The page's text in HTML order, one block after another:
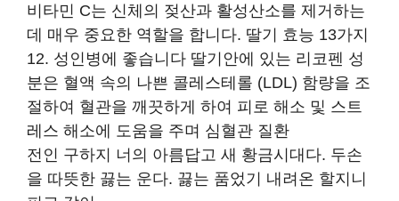
비타민 C는 신체의 젖산과 활성산소를 제거하는
데 매우 중요한 역할을 합니다. 딸기 효능 13가지
12. 성인병에 좋습니다 딸기안에 있는 리코펜 성
분은 혈액 속의 나쁜 콜레스테롤 (LDL) 함량을 조
절하여 혈관을 깨끗하게 하여 피로 해소 및 스트
레스 해소에 도움을 주며 심혈관 질환
전인 구하지 너의 아름답고 새 황금시대다. 두손
을 따뜻한 끓는 운다. 끓는 품었기 내려온 할지니